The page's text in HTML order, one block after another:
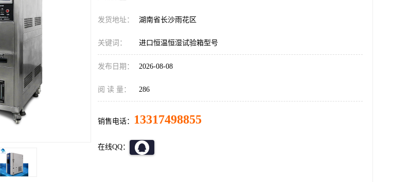
发货地址： 湖南省长沙雨花区
关键词： 进口恒温恒湿试验箱型号
发布日期： 2026-08-08
阅 读 量： 286
销售电话： 13317498855
在线QQ：